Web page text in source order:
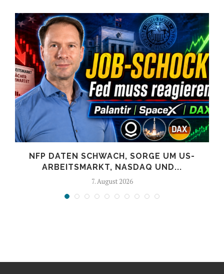
NFP DATEN SCHWACH, SORGE UM US-
ARBEITSMARKT, NASDAQ UND...
7. August 2026